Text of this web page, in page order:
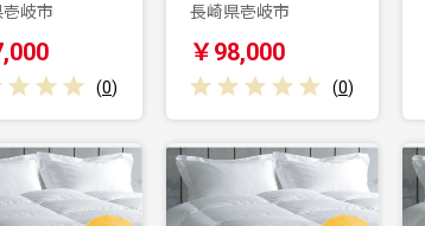
岐市
(0)
長崎県壱岐市
￥98,000
(0)